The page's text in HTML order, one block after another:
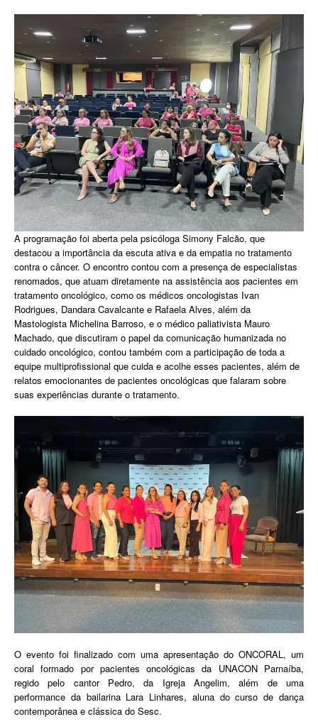
A programação foi aberta pela psicóloga Simony Falcão, que
destacou a importância da escuta ativa e da empatia no tratamento
contra o câncer. O encontro contou com a presença de especialistas
renomados, que atuam diretamente na assistência aos pacientes em
tratamento oncológico, como os médicos oncologistas Ivan
Rodrigues, Dandara Cavalcante e Rafaela Alves, além da
Mastologista Michelina Barroso, e o médico paliativista Mauro
Machado, que discutiram o papel da comunicação humanizada no
cuidado oncológico, contou também com a participação de toda a
equipe multiprofissional que cuida e acolhe esses pacientes, além de
relatos emocionantes de pacientes oncológicas que falaram sobre
suas experiências durante o tratamento.
O evento foi finalizado com uma apresentação do ONCORAL, um
coral formado por pacientes oncológicas da UNACON Parnaíba,
regido pelo cantor Pedro, da Igreja Angelim, além de uma
performance da bailarina Lara Linhares, aluna do curso de dança
contemporânea e clássica do Sesc.